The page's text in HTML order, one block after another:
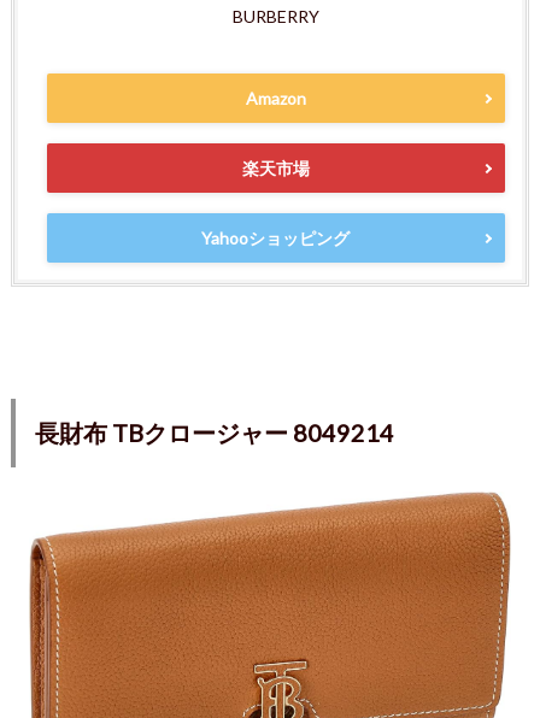
BURBERRY
Amazon
楽天市場
Yahooショッピング
長財布 TBクロージャー 8049214